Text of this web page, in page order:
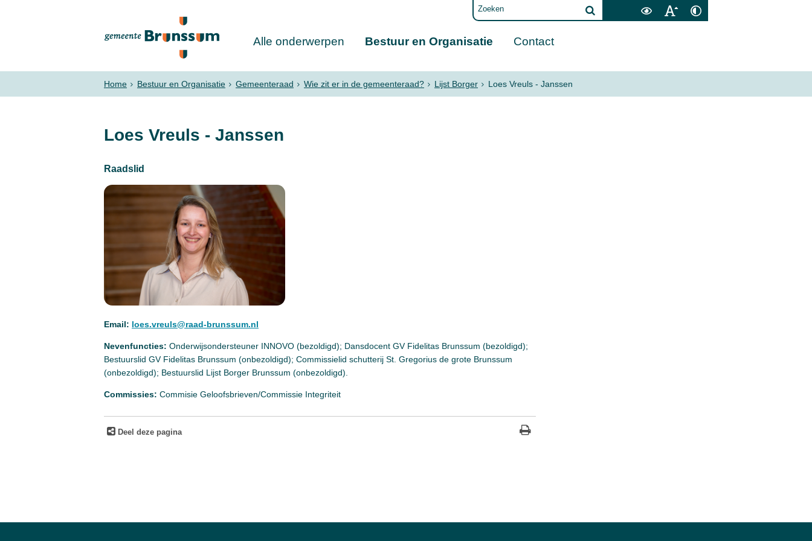
Alle onderwerpen Bestuur en Organisatie Contact
Home Bestuur en Organisatie Gemeenteraad Wie zit er in de gemeenteraad? Lijst Borger Loes Vreuls - Janssen
Loes Vreuls - Janssen
Raadslid
Email: loes.vreuls@raad-brunssum.nl
Nevenfuncties: Onderwijsondersteuner INNOVO (bezoldigd); Dansdocent GV Fidelitas Brunssum (bezoldigd);
Bestuurslid GV Fidelitas Brunssum (onbezoldigd); Commissielid schutterij St. Gregorius de grote Brunssum
(onbezoldigd); Bestuurslid Lijst Borger Brunssum (onbezoldigd).
Commissies: Commisie Geloofsbrieven/Commissie Integriteit
Deel deze pagina